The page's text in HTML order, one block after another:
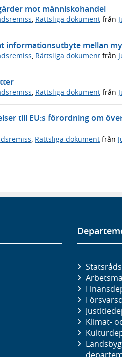
mot människohandel
, Rättsliga dokument från
informationsutbyte mellan
, Rättsliga dokument från
Rättsliga dokument från
till EU:s förordning om
, Rättsliga dokument från
Klimat-